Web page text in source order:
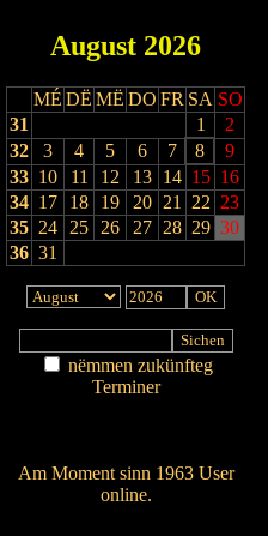
August 2026
MÉ DË MË DO FR SA SO
31
1
2
32
3 4 5 6 7 8
9
33 10 11 12 13 14 15 16
34 17 18 19 20 21 22 23
35 24 25 26 27 28 29 30
36 31
nëmmen zukünfteg
Terminer
Am Moment sinn 1963 User
online.